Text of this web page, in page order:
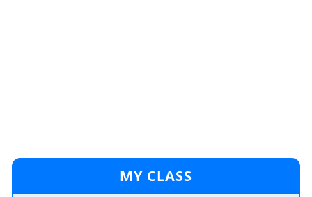
MY CLASS